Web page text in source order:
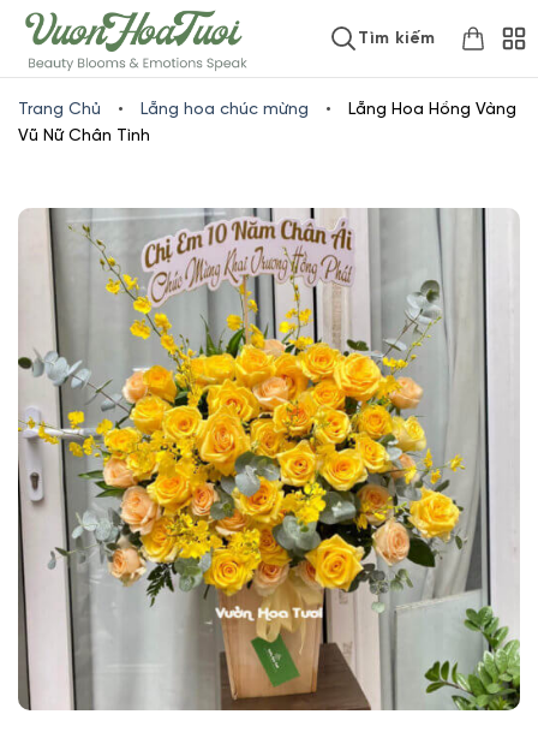
www.vuonhoatuoi.vnSkip
to
content
Tìm kiếm
Trang Chủ • Lẵng hoa chúc mừng •
Lẵng Hoa Hồng Vàng
Vũ Nữ Chân Tình